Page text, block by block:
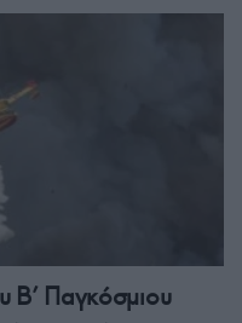
Β’ Παγκόσμιου